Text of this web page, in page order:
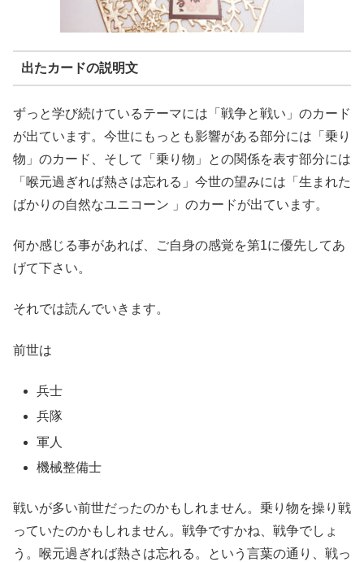
出たカードの説明文
ずっと学び続けているテーマには「戦争と戦い」のカード
が出ています。今世にもっとも影響がある部分には「乗り
物」のカード、そして「乗り物」との関係を表す部分には
「喉元過ぎれば熱さは忘れる」今世の望みには「生まれた
ばかりの自然なユニコーン 」のカードが出ています。
何か感じる事があれば、ご自身の感覚を第1に優先してあ
げて下さい。
それでは読んでいきます。
前世は
兵士
兵隊
軍人
機械整備士
戦いが多い前世だったのかもしれません。乗り物を操り戦
っていたのかもしれません。戦争ですかね、戦争でしょ
う。喉元過ぎれば熱さは忘れる。という言葉の通り、戦っ